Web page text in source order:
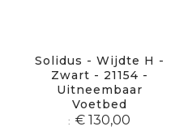
Solidus - Wijdte H -
Zwart - 21154 -
Uitneembaar
Voetbed
€ 130,00